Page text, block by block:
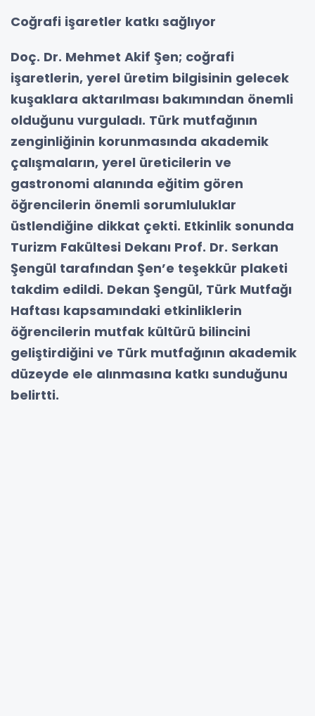
Coğrafi işaretler katkı sağlıyor
Doç. Dr. Mehmet Akif Şen; coğrafi
işaretlerin, yerel üretim bilgisinin gelecek
kuşaklara aktarılması bakımından önemli
olduğunu vurguladı. Türk mutfağının
zenginliğinin korunmasında akademik
çalışmaların, yerel üreticilerin ve
gastronomi alanında eğitim gören
öğrencilerin önemli sorumluluklar
üstlendiğine dikkat çekti. Etkinlik sonunda
Turizm Fakültesi Dekanı Prof. Dr. Serkan
Şengül tarafından Şen’e teşekkür plaketi
takdim edildi. Dekan Şengül, Türk Mutfağı
Haftası kapsamındaki etkinliklerin
öğrencilerin mutfak kültürü bilincini
geliştirdiğini ve Türk mutfağının akademik
düzeyde ele alınmasına katkı sunduğunu
belirtti.